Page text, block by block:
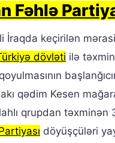
Fəhlə
İraqda keçirilən
dövləti ilə
qədim Kesen
qrupdan təxminən
döyüşçüləri